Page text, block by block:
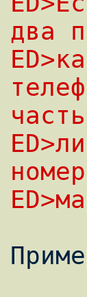
два
часть